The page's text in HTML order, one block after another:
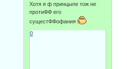
Хотя я ф принцыпе тож не
протиФФ его
сущестФФофания
0